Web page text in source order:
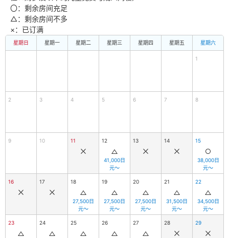
迪士尼大使大饭店
东京迪士尼海洋观海景大饭店
〇：剩余房间充足
△：剩余房间不多
×：已订满
星期日 星期一 星期二 星期三 星期四 星期五 星期六
1
2 3 4 5 6 7 8
9 10 11 12
41,000日
元～
13 14 15
38,000日
元～
16 17 18
27,500日
元～
19
27,500日
元～
20
27,500日
元～
21
31,500日
元～
22
34,500日
元～
23 24 25 26 27 28 29